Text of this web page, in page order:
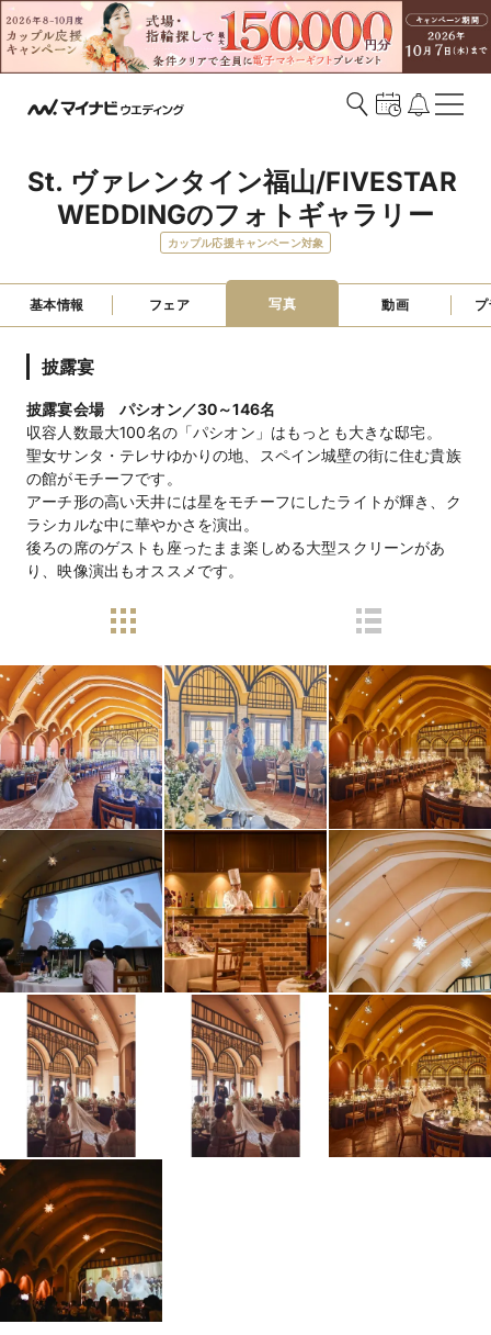
St. ヴァレンタイン福山/FIVESTAR
WEDDINGのフォトギャラリー
カップル応援キャンペーン対象
基本情報 フェア 写真 動画
披露宴
披露宴会場 パシオン／30～146名
収容人数最大100名の「パシオン」はもっとも大きな邸宅。
聖女サンタ・テレサゆかりの地、スペイン城壁の街に住む貴族
の館がモチーフです。
アーチ形の高い天井には星をモチーフにしたライトが輝き、ク
ラシカルな中に華やかさを演出。
後ろの席のゲストも座ったまま楽しめる大型スクリーンがあ
り、映像演出もオススメです。